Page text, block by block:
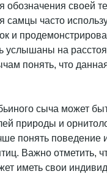
обозначения своей
самцы часто
и
услышаны на
понять, что
сыча может
природы и
понять поведение
Важно отметить,
иметь свои